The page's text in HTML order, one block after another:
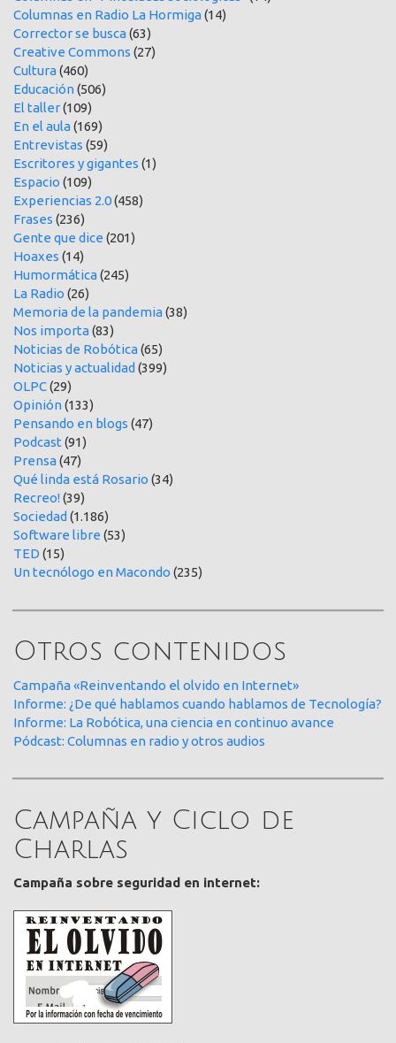
Columnas en Radio La Hormiga(14)
Corrector se busca(63)
Creative Commons (27)
Cultura(460)
Educación(506)
El taller(109)
En el aula(169)
Entrevistas (59)
Escritores y gigantes (1)
Espacio (109)
Experiencias 2.0(458)
Frases (236)
Gente que dice (201)
Hoaxes (14)
Humormática(245)
La Radio (26)
Memoria de la pandemia(38)
Nos importa(83)
Noticias de Robótica(65)
Noticias y actualidad (399)
OLPC(29)
Opinión(133)
Pensando en blogs (47)
Podcast (91)
Prensa(47)
Qué linda está Rosario (34)
Recreo!(39)
Sociedad (1.186)
Software libre (53)
TED (15)
Un tecnólogo en Macondo (235)
Otros contenidos
Campaña «Reinventando el olvido en Internet»
Informe: ¿De qué hablamos cuando hablamos de Tecnología?
Informe: La Robótica, una ciencia en continuo avance
Pódcast: Columnas en radio y otros audios
Campaña y Ciclo de
Charlas
Campaña sobre seguridad en internet: